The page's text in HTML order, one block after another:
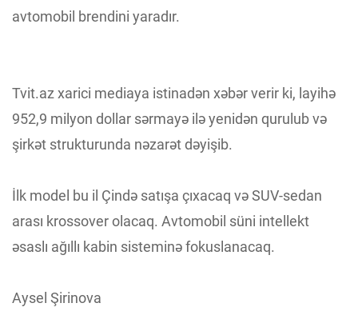
avtomobil brendini yaradır.
Tvit.az xarici mediaya istinadən xəbər verir ki, layihə
952,9 milyon dollar sərmayə ilə yenidən qurulub və
şirkət strukturunda nəzarət dəyişib.
İlk model bu il Çində satışa çıxacaq və SUV-sedan
arası krossover olacaq. Avtomobil süni intellekt
əsaslı ağıllı kabin sisteminə fokuslanacaq.
Aysel Şirinova